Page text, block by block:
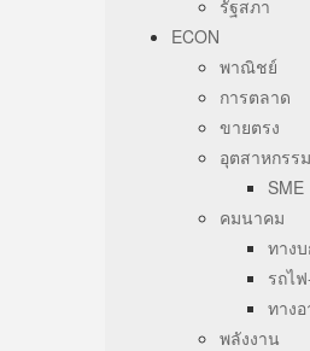
รัฐสภา
ECON
พาณิชย์
การตลาด
ขายตรง
อุตสาหกรรม
SME
คมนาคม
ทาง
รถไ
ทาง
พลังงาน